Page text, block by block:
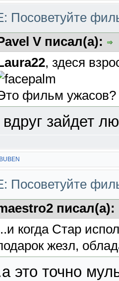
Посоветуйте
V писал(а):
, здеся
фильм ужасов?
зайдет
Посоветуйте
писал(а):
когда Стар
жезл,
это точно